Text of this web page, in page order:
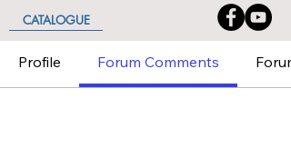
CATALOGUE
Profile Forum Comments